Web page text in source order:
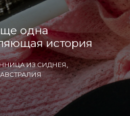
одна
история
ИЗ СИДНЕЯ,
АВСТРАЛИЯ